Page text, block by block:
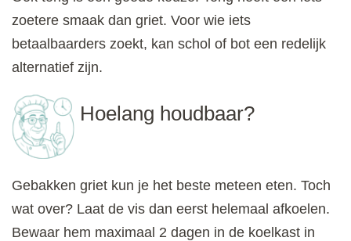
zoetere smaak dan griet. Voor wie iets
betaalbaarders zoekt, kan schol of bot een redelijk
alternatief zijn.
Hoelang houdbaar?
Gebakken griet kun je het beste meteen eten. Toch
wat over? Laat de vis dan eerst helemaal afkoelen.
Bewaar hem maximaal 2 dagen in de koelkast in